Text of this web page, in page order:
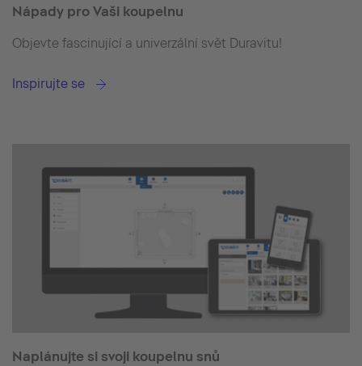
Nápady pro Vaši koupelnu
Objevte fascinující a univerzální svět Duravitu!
Inspirujte se
Naplánujte si svoji koupelnu snů